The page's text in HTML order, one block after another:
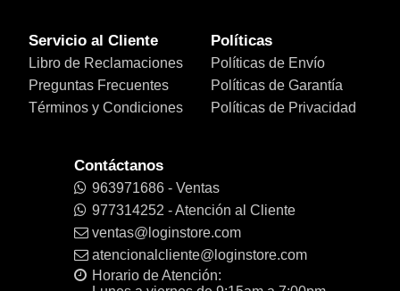
Servicio al Cliente
Libro de Reclamaciones
Preguntas Frecuentes
Términos y Condiciones
Políticas
Políticas de Envío
Políticas de Garantía
Políticas de Privacidad
Contáctanos
963971686 - Ventas
977314252 - Atención al Cliente
ventas@loginstore.com
atencionalcliente@loginstore.com
Horario de Atención: